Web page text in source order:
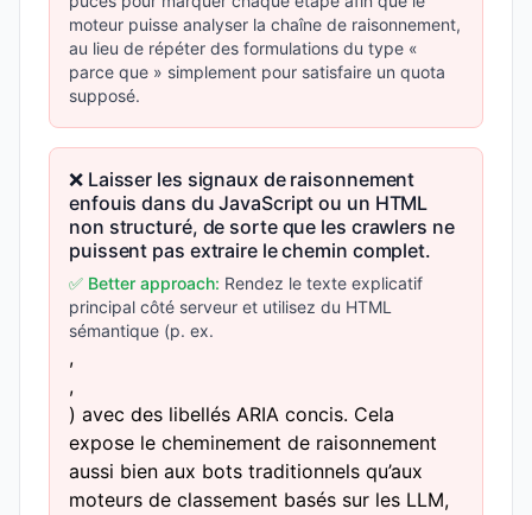
moteur puisse analyser la chaîne de raisonnement,
au lieu de répéter des formulations du type «
parce que » simplement pour satisfaire un quota
supposé.
❌ Laisser les signaux de raisonnement
enfouis dans du JavaScript ou un HTML
non structuré, de sorte que les crawlers ne
puissent pas extraire le chemin complet.
✅ Better approach: Rendez le texte explicatif
principal côté serveur et utilisez du HTML
sémantique (p. ex.
,
,
) avec des libellés ARIA concis. Cela
expose le cheminement de raisonnement
aussi bien aux bots traditionnels qu’aux
moteurs de classement basés sur les LLM,